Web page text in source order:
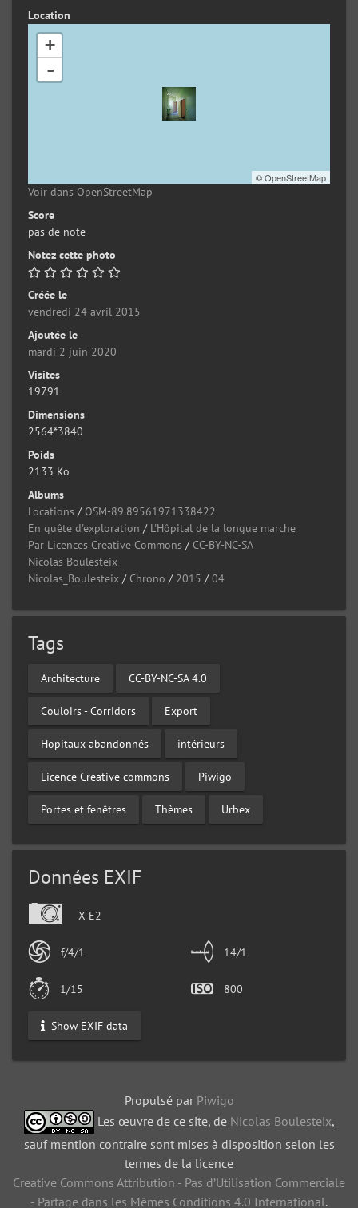
Location
+
-
©OpenStreetMap
Voir dans OpenStreetMap
Score
pas de note
Notez cette photo
Créée le
vendredi 24 avril 2015
Ajoutée le
mardi 2 juin 2020
Visites
19791
Dimensions
2564*3840
Poids
2133 Ko
Albums
Locations / OSM-89.89561971338422
En quête d'exploration / L'Hôpital de la longue marche
Par Licences Creative Commons / CC-BY-NC-SA
Nicolas Boulesteix
Nicolas_Boulesteix / Chrono / 2015 /04
Tags
Architecture CC-BY-NC-SA 4.0
Couloirs - Corridors Export
Hopitaux abandonnés intérieurs
Licence Creative commons Piwigo
Portes et fenêtres Thèmes Urbex
Données EXIF
X-E2
f/4/1 14/1
1/15 800
Show EXIF data
Propulsé par Piwigo
Les œuvre de ce site, de Nicolas Boulesteix,
sauf mention contraire sont mises à disposition selon les
termes de la licence
Creative Commons Attribution - Pas d’Utilisation Commerciale
- Partage dans les Mêmes Conditions 4.0 International.